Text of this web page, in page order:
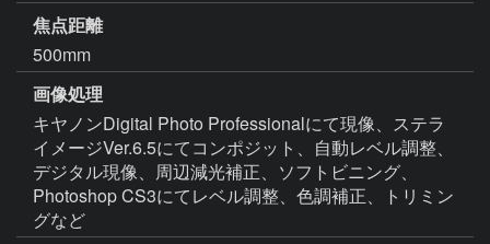
焦点距離
500mm
画像処理
キヤノンDigital Photo Professionalにて現像、ステラ
イメージVer.6.5にてコンポジット、自動レベル調整、
デジタル現像、周辺減光補正、ソフトビニング、
Photoshop CS3にてレベル調整、色調補正、トリミン
グなど